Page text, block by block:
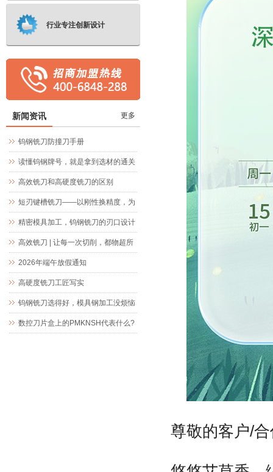
尊敬的客户/
行业专注创新设计
新闻资讯 更多
钨钢铣刀防撞刀手册
读懂钨钢牌号，就是拿到选材的通关
文牒
高效铣刀和高硬度铣刀的区别
短刃键槽铣刀——以刚性换精度，为
精密键槽加工而生
精密模具加工，钨钢铣刀的刃口设计
究竟藏着什么玄机
高效铣刀 | 让每一次切削，都物超所
值
2026年端午放假通知
高硬度铣刀工匠写实
钨钢铣刀选得好，模具钢加工没烦恼
数控刀片盒上的PMKNSH代表什么?